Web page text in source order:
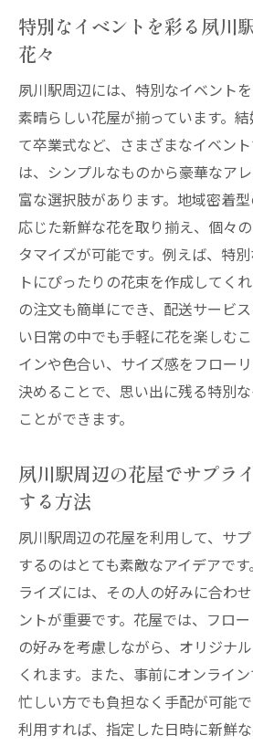
特別なイベントを彩る夙川
花々
夙川駅周辺には、特別なイベント
素晴らしい花屋が揃っています。
て卒業式など、さまざまなイベン
は、シンプルなものから豪華なア
富な選択肢があります。地域密着
応じた新鮮な花を取り揃え、個々
タマイズが可能です。例えば、特
トにぴったりの花束を作成してく
の注文も簡単にでき、配送サービ
い日常の中でも手軽に花を楽しむ
インや色合い、サイズ感をフロー
決めることで、思い出に残る特別
ことができます。
夙川駅周辺の花屋でサプラ
する方法
夙川駅周辺の花屋を利用して、サ
するのはとても素敵なアイデアで
ライズには、その人の好みに合わ
ントが重要です。花屋では、フロ
の好みを考慮しながら、オリジナ
くれます。また、事前にオンライン
忙しい方でも負担なく手配が可能
利用すれば、指定した日時に新鮮